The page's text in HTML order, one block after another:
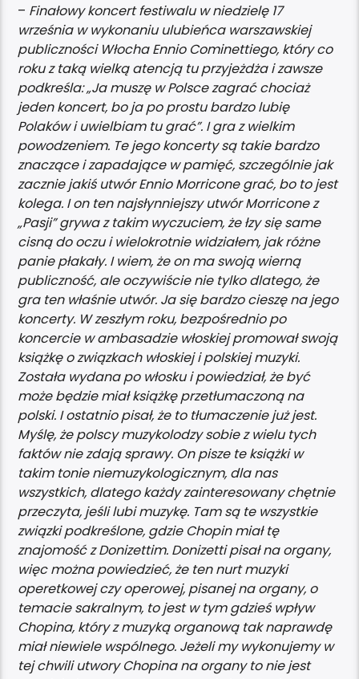
– Finałowy koncert festiwalu w niedzielę 17
września w wykonaniu ulubieńca warszawskiej
publiczności Włocha Ennio Cominettiego, który co
roku z taką wielką atencją tu przyjeżdża i zawsze
podkreśla: „Ja muszę w Polsce zagrać chociaż
jeden koncert, bo ja po prostu bardzo lubię
Polaków i uwielbiam tu grać”. I gra z wielkim
powodzeniem. Te jego koncerty są takie bardzo
znaczące i zapadające w pamięć, szczególnie jak
zacznie jakiś utwór Ennio Morricone grać, bo to jest
kolega. I on ten najsłynniejszy utwór Morricone z
„Pasji” grywa z takim wyczuciem, że łzy się same
cisną do oczu i wielokrotnie widziałem, jak różne
panie płakały. I wiem, że on ma swoją wierną
publiczność, ale oczywiście nie tylko dlatego, że
gra ten właśnie utwór. Ja się bardzo cieszę na jego
koncerty. W zeszłym roku, bezpośrednio po
koncercie w ambasadzie włoskiej promował swoją
książkę o związkach włoskiej i polskiej muzyki.
Została wydana po włosku i powiedział, że być
może będzie miał książkę przetłumaczoną na
polski. I ostatnio pisał, że to tłumaczenie już jest.
Myślę, że polscy muzykolodzy sobie z wielu tych
faktów nie zdają sprawy. On pisze te książki w
takim tonie niemuzykologicznym, dla nas
wszystkich, dlatego każdy zainteresowany chętnie
przeczyta, jeśli lubi muzykę. Tam są te wszystkie
związki podkreślone, gdzie Chopin miał tę
znajomość z Donizettim. Donizetti pisał na organy,
więc można powiedzieć, że ten nurt muzyki
operetkowej czy operowej, pisanej na organy, o
temacie sakralnym, to jest w tym gdzieś wpływ
Chopina, który z muzyką organową tak naprawdę
miał niewiele wspólnego. Jeżeli my wykonujemy w
tej chwili utwory Chopina na organy to nie jest